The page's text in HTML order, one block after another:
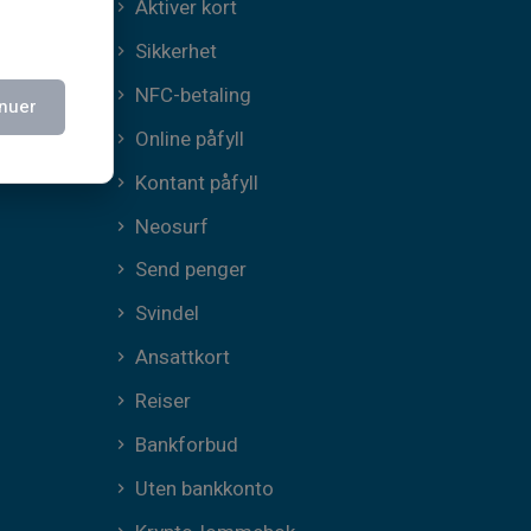
Aktiver kort
Sikkerhet
NFC-betaling
Online påfyll
Kontant påfyll
Neosurf
Send penger
Svindel
Ansattkort
Reiser
Bankforbud
Uten bankkonto